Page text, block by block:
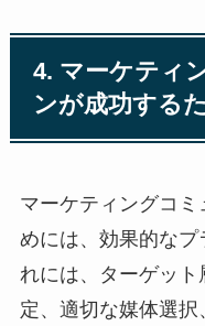
4. マーケティ
ンが成功する
マーケティングコ
めには、効果的な
れには、ターゲッ
定、適切な媒体選